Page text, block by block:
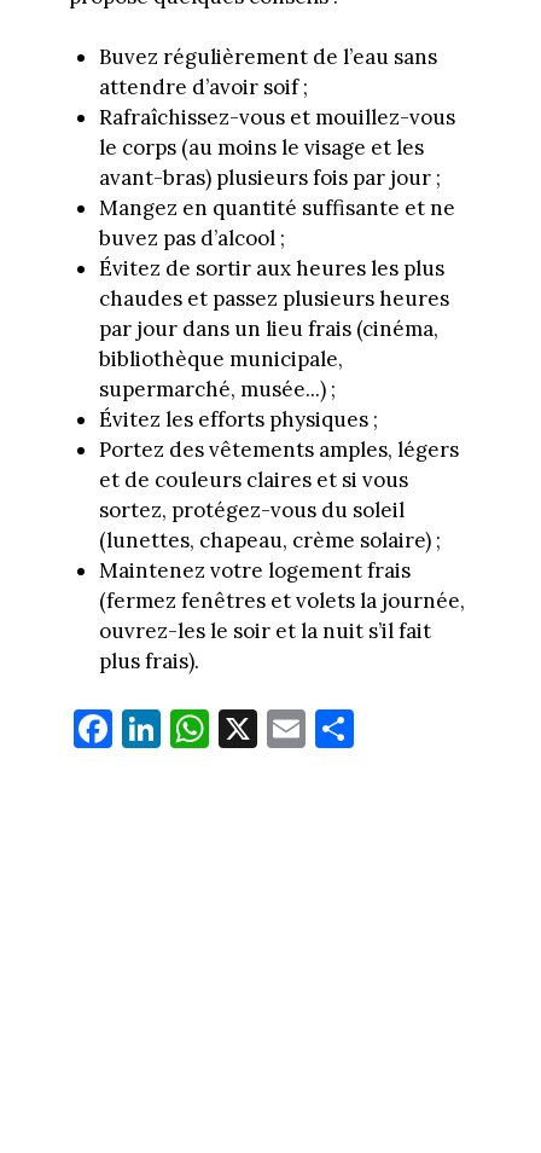
Buvez régulièrement de l’eau sans
attendre d’avoir soif ;
Rafraîchissez-vous et mouillez-vous
le corps (au moins le visage et les
avant-bras) plusieurs fois par jour ;
Mangez en quantité suffisante et ne
buvez pas d’alcool ;
Évitez de sortir aux heures les plus
chaudes et passez plusieurs heures
par jour dans un lieu frais (cinéma,
bibliothèque municipale,
supermarché, musée...) ;
Évitez les efforts physiques ;
Portez des vêtements amples, légers
et de couleurs claires et si vous
sortez, protégez-vous du soleil
(lunettes, chapeau, crème solaire) ;
Maintenez votre logement frais
(fermez fenêtres et volets la journée,
ouvrez-les le soir et la nuit s’il fait
plus frais).
Fa
ce
Li
nk
W
ha
X E
m
Pa
rt